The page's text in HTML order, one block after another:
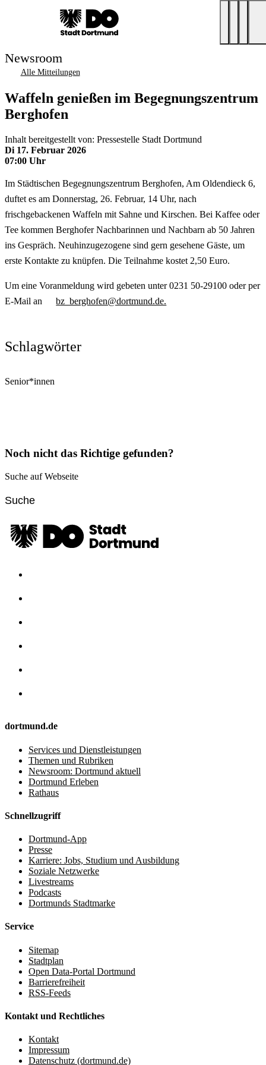
Newsroom
Alle Mitteilungen
Waffeln genießen im Begegnungszentrum
Berghofen
Inhalt bereitgestellt von: Pressestelle Stadt Dortmund
Di 17. Februar 2026
07:00 Uhr
Im Städtischen Begegnungszentrum Berghofen, Am Oldendieck 6,
duftet es am Donnerstag, 26. Februar, 14 Uhr, nach
frischgebackenen Waffeln mit Sahne und Kirschen. Bei Kaffee oder
Tee kommen Berghofer Nachbarinnen und Nachbarn ab 50 Jahren
ins Gespräch. Neuhinzugezogene sind gern gesehene Gäste, um
erste Kontakte zu knüpfen. Die Teilnahme kostet 2,50 Euro.
Um eine Voranmeldung wird gebeten unter 0231 50-29100 oder per
E-Mail an
bz_berghofen@dortmund.de.
Schlagwörter
Senior*innen
Noch nicht das Richtige gefunden?
Suche auf Webseite
dortmund.de
Services und Dienstleistungen
Themen und Rubriken
Newsroom: Dortmund aktuell
Dortmund Erleben
Rathaus
Schnellzugriff
Dortmund-App
Presse
Karriere: Jobs, Studium und Ausbildung
Soziale Netzwerke
Livestreams
Podcasts
Dortmunds Stadtmarke
Service
Sitemap
Stadtplan
Open Data-Portal Dortmund
Barrierefreiheit
RSS-Feeds
Kontakt und Rechtliches
Kontakt
Impressum
Datenschutz (dortmund.de)